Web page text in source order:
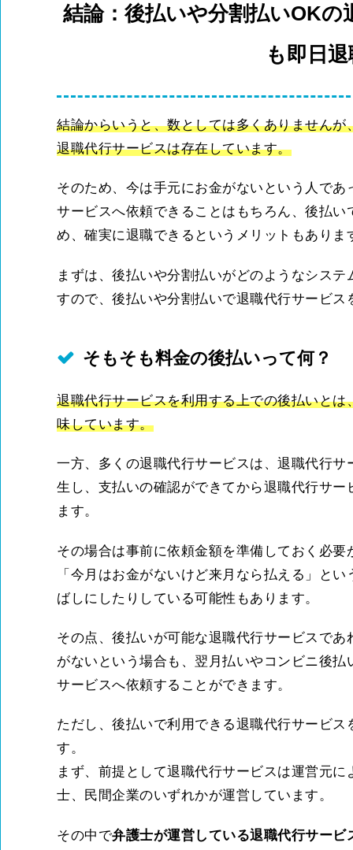
結論：後払いや分割払いOK
も即日
結論からいうと、数としては多くありません
退職代行サービスは存在しています。
そのため、今は手元にお金がないという人で
サービスへ依頼できることはもちろん、後払
め、確実に退職できるというメリットもありま
まずは、後払いや分割払いがどのようなシス
すので、後払いや分割払いで退職代行サービ
そもそも料金の後払いって何？
退職代行サービスを利用する上での後払いと
味しています。
一方、多くの退職代行サービスは、退職代行
生し、支払いの確認ができてから退職代行サ
ます。
その場合は事前に依頼金額を準備しておく必
「今月はお金がないけど来月なら払える」と
ばしにしたりしている可能性もあります。
その点、後払いが可能な退職代行サービスで
がないという場合も、翌月払いやコンビニ後
サービスへ依頼することができます。
ただし、後払いで利用できる退職代行サービ
す。
まず、前提として退職代行サービスは運営元
士、民間企業のいずれかが運営しています。
その中で弁護士が運営している退職代行サー